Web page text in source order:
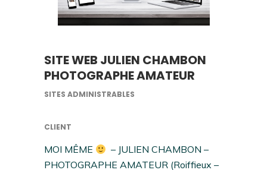
SITE WEB JULIEN CHAMBON
PHOTOGRAPHE AMATEUR
SITES ADMINISTRABLES
CLIENT
MOI MÊME
– JULIEN CHAMBON –
PHOTOGRAPHE AMATEUR (Roiffieux –